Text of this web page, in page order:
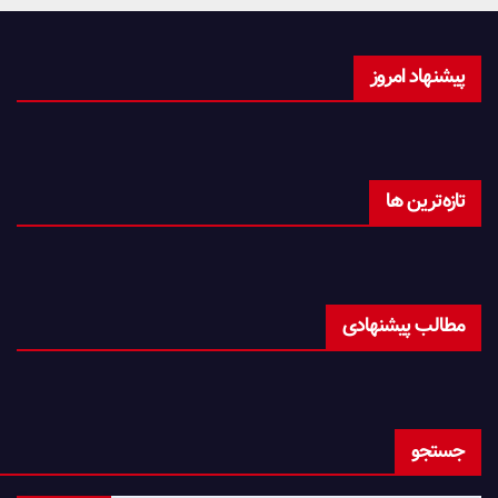
پیشنهاد امروز
تازه‌ترین ها
مطالب پیشنهادی
جستجو